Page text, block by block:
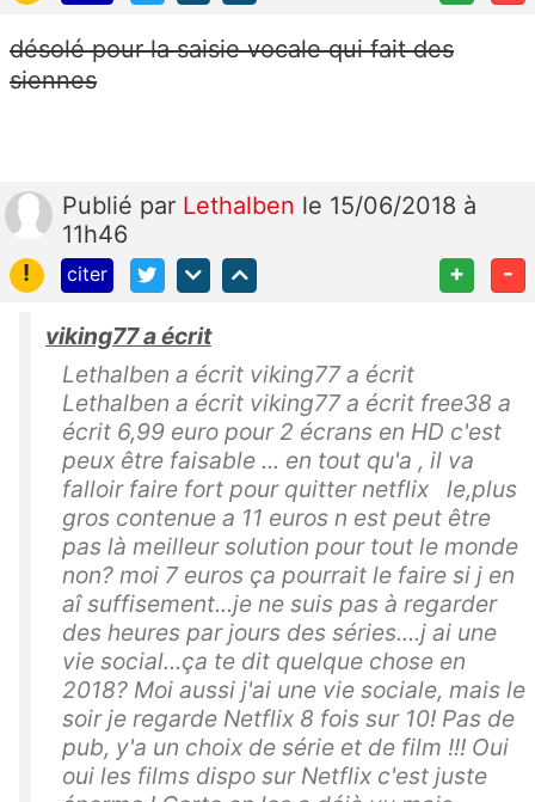
désolé pour la saisie vocale qui fait des
siennes
Publié par Lethalben le 15/06/2018 à
11h46
!
citer + -
viking77 a écrit
Lethalben a écrit viking77 a écrit
Lethalben a écrit viking77 a écrit free38 a
écrit 6,99 euro pour 2 écrans en HD c'est
peux être faisable ... en tout qu'a , il va
falloir faire fort pour quitter netflix le,plus
gros contenue a 11 euros n est peut être
pas là meilleur solution pour tout le monde
non? moi 7 euros ça pourrait le faire si j en
aî suffisement...je ne suis pas à regarder
des heures par jours des séries....j ai une
vie social...ça te dit quelque chose en
2018? Moi aussi j'ai une vie sociale, mais le
soir je regarde Netflix 8 fois sur 10! Pas de
pub, y'a un choix de série et de film !!! Oui
oui les films dispo sur Netflix c'est juste